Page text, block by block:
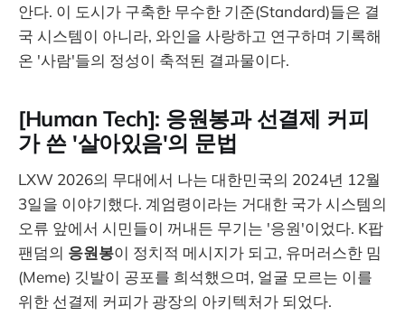
안다. 이 도시가 구축한 무수한 기준(Standard)들은 결
국 시스템이 아니라, 와인을 사랑하고 연구하며 기록해
온 '사람'들의 정성이 축적된 결과물이다.
[Human Tech]: 응원봉과 선결제 커피
가 쓴 '살아있음'의 문법
LXW 2026의 무대에서 나는 대한민국의 2024년 12월
3일을 이야기했다. 계엄령이라는 거대한 국가 시스템의
오류 앞에서 시민들이 꺼내든 무기는 '응원'이었다. K팝
팬덤의 응원봉이 정치적 메시지가 되고, 유머러스한 밈
(Meme) 깃발이 공포를 희석했으며, 얼굴 모르는 이를
위한 선결제 커피가 광장의 아키텍처가 되었다.